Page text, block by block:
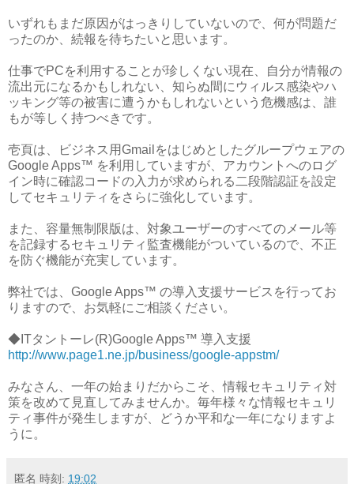
いずれもまだ原因がはっきりしていないので、何が問題だ
ったのか、続報を待ちたいと思います。
仕事でPCを利用することが珍しくない現在、自分が情報の
流出元になるかもしれない、知らぬ間にウィルス感染やハ
ッキング等の被害に遭うかもしれないという危機感は、誰
もが等しく持つべきです。
壱頁は、ビジネス用Gmailをはじめとしたグループウェアの
Google Apps™ を利用していますが、アカウントへのログ
イン時に確認コードの入力が求められる二段階認証を設定
してセキュリティをさらに強化しています。
また、容量無制限版は、対象ユーザーのすべてのメール等
を記録するセキュリティ監査機能がついているので、不正
を防ぐ機能が充実しています。
弊社では、Google Apps™ の導入支援サービスを行ってお
りますので、お気軽にご相談ください。
◆ITタントーレ(R)Google Apps™ 導入支援
http://www.page1.ne.jp/business/google-appstm/
みなさん、一年の始まりだからこそ、情報セキュリティ対
策を改めて見直してみませんか。毎年様々な情報セキュリ
ティ事件が発生しますが、どうか平和な一年になりますよ
うに。
匿名 時刻: 19:02